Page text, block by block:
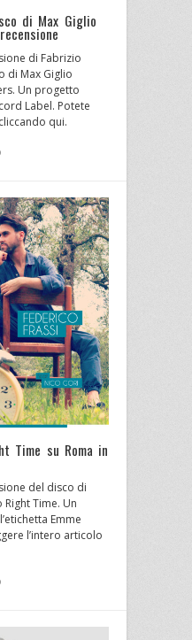
di Max Giglio
di Fabrizio
di Max Giglio
Un progetto
Label. Potete
qui.
Time su Roma in
del disco di
Time. Un
Emme
l’intero articolo